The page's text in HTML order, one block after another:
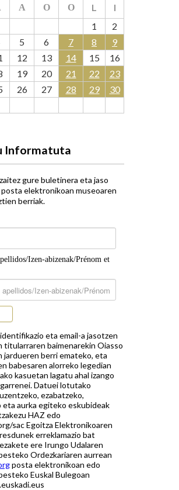
A O O L
I
1
2
5 6 7 8
9
12 13 14 15
16
19 20 21 22
23
26 27 28 29
30
Informatuta
gure buletinera eta jaso
posta elektronikoan museoaren
berriak.
Izen-abizenak/Prénom et
eta email-a jasotzen
titularraren baimenarekin Oiasso
jardueren berri emateko, eta
babesaren alorreko legedian
kasuetan lagatu ahal izango
Datuei lotutako
ezabatzeko,
eta aurka egiteko eskubideak
HAZ edo
sac Egoitza Elektronikoaren
erreklamazio bat
ere Irungo Udalaren
Ordezkariaren aurrean
posta elektronikoan edo
Euskal Bulegoan